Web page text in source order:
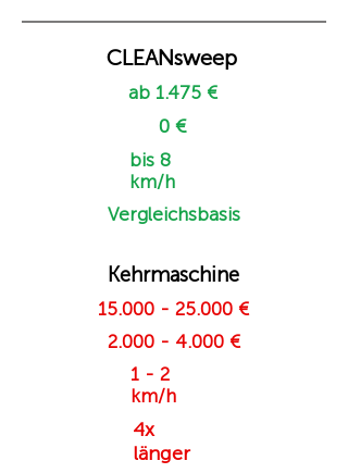
CLEANsweep
ab 1.475 €
0 €
bis 8
km/h
Vergleichsbasis
Kehrmaschine
15.000 - 25.000 €
2.000 - 4.000 €
1 - 2
km/h
4x
länger